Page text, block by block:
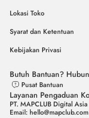
Lokasi Toko
Syarat dan Ketentuan
Kebijakan Privasi
Butuh Bantuan?
Pusat Bantuan
Layanan Pengaduan
PT. MAPCLUB Digital Asia
Email: hello@mapclub.com